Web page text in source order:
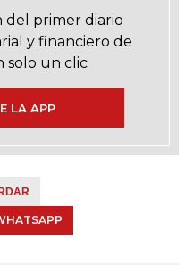
del primer diario
y financiero de
solo un clic
LA APP